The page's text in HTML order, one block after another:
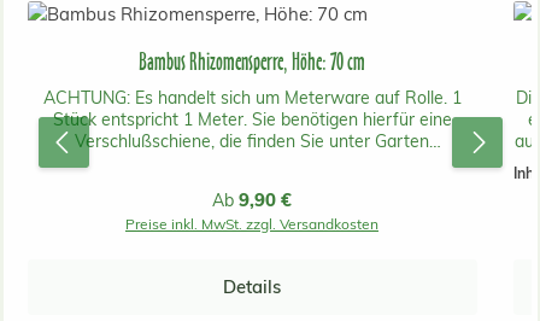
Bambus Rhizomensperre, Höhe: 70 cm
ACHTUNG: Es handelt sich um Meterware auf Rolle. 1
Stück entspricht 1 Meter. Sie benötigen hierfür eine
Verschlußschiene, die finden Sie unter Garten
Zubehör/Verschußschiene! Die meisten handelsüblichen
neigen zu ausgeprägter unterirdischer Wurzelbildung
(Rhizomen). Dies zeigt sich meist erst einige Jahre nach
nehmen dabei leider keine Rücksicht auf Folienteiche,
Regulärer Preis:
Ab 9,90 €
Preise inkl. MwSt. zzgl. Versandkosten
Details